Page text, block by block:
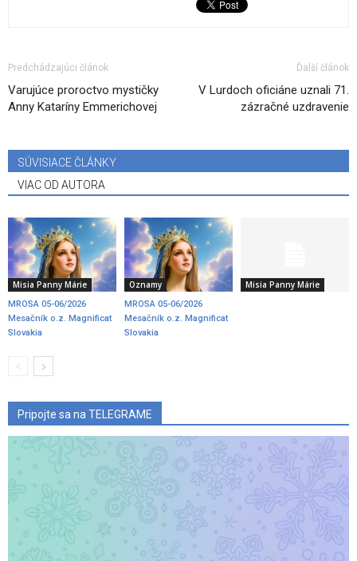
Predchádzajúci článok
Varujúce proroctvo mystičky
Anny Kataríny Emmerichovej
Ďalší článok
V Lurdoch oficiáne uznali 71.
zázračné uzdravenie
SÚVISIACE ČLÁNKY
VIAC OD AUTORA
Misia Panny Márie
MROSA 05-06/2026
Mesačník o.z. Magnificat
Slovakia
Oznamy
MROSA 05-06/2026
Mesačník o.z. Magnificat
Slovakia
Misia Panny Márie
Pripojte sa na TELEGRAME